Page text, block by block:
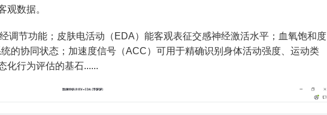
观数据。
调节功能；皮肤电活动（EDA）能客观表征交感神经激活水平；血氧饱和度
的协同状态；加速度信号（ACC）可用于精确识别身体活动强度、运动类
化行为评估的基石......